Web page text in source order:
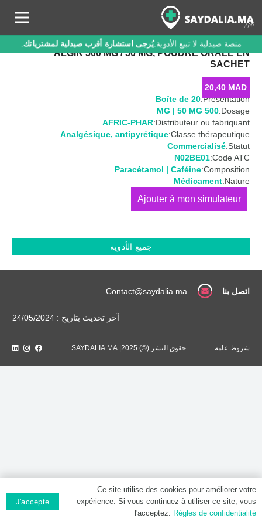
منصة صيدلية لا تبيع الأدوية.يُرجى استشارة أقرب صيدلية لمشترياتك.
ALGIK 500 MG / 50 MG, POUDRE ORALE EN
SACHET
20,40 MAD
Présentation:
Boîte de 20
Dosage:
500 MG | 50 MG
Distributeur ou fabriquant:
AFRIC-PHAR
Classe thérapeutique:
Analgésique, antipyrétique
Statut:
Commercialisé
Code ATC:
N02BE01
Composition:
Paracétamol | Caféine
Nature:
Médicament
كمية
MG
Poudre
orale
جميع الأدوية
اتصل بنا Contact@saydalia.ma
آخر تحديث بتاريخ : 24/05/2024
شروط عامة حقوق النشر (©) 2025| SAYDALIA.MA
Ce site utilise des cookies pour améliorer votre
expérience. Si vous continuez à utiliser ce site, vous
l'acceptez. Règles de confidentialité
J'accepte